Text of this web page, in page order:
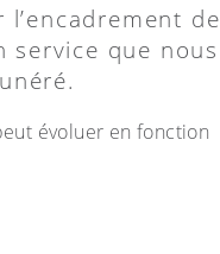
de
service que nous
évoluer en fonction